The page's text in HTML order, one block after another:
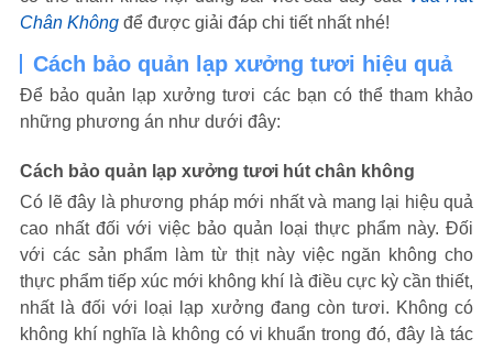
Chân Không để được giải đáp chi tiết nhất nhé!
Cách bảo quản lạp xưởng tươi hiệu quả
Để bảo quản lạp xưởng tươi các bạn có thể tham khảo
những phương án như dưới đây:
Cách bảo quản lạp xưởng tươi hút chân không
Có lẽ đây là phương pháp mới nhất và mang lại hiệu quả
cao nhất đối với việc bảo quản loại thực phẩm này. Đối
với các sản phẩm làm từ thịt này việc ngăn không cho
thực phẩm tiếp xúc mới không khí là điều cực kỳ cần thiết,
nhất là đối với loại lạp xưởng đang còn tươi. Không có
không khí nghĩa là không có vi khuẩn trong đó, đây là tác